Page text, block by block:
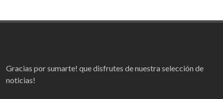
Gracias por sumarte! que disfrutes de nuestra selección de
noticias!